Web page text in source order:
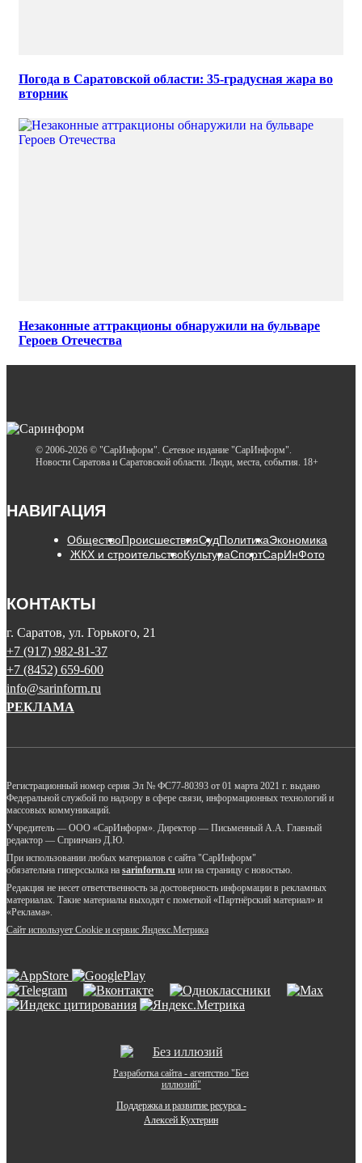
Погода в Саратовской области: 35-градусная жара во
вторник
Незаконные аттракционы обнаружили на бульваре
Героев Отечества
© 2006-2026 © "СарИнформ". Сетевое издание "СарИнформ".
Новости Саратова и Саратовской области. Люди, места, события. 18+
НАВИГАЦИЯ
ОбществоПроисшествияСудПолитикаЭкономика
ЖКХ и строительствоКультураСпортСарИнФото
КОНТАКТЫ
г. Саратов, ул. Горького, 21
+7 (917) 982-81-37
+7 (8452) 659-600
info@sarinform.ru
РЕКЛАМА
Регистрационный номер серия Эл № ФС77-80393 от 01 марта 2021 г. выдано
Федеральной службой по надзору в сфере связи, информационных технологий и
массовых коммуникаций.
Учредитель — ООО «СарИнформ». Директор — Письменный А.А. Главный
редактор — Спринчанэ Д.Ю.
При использовании любых материалов с сайта "СарИнформ"
обязательна гиперссылка на sarinform.ru или на страницу с новостью.
Редакция не несет ответственность за достоверность информации в рекламных
материалах. Такие материалы выходят с пометкой «Партнёрский материал» и
«Реклама».
Сайт использует Cookie и сервиc Яндекс.Метрика
Разработка сайта - агентство "Без
иллюзий"
Поддержка и развитие ресурса -
Алексей Кухтерин